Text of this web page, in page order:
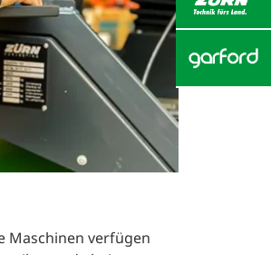
Maschinen verfügen